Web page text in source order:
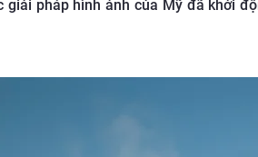
giải pháp hình ảnh của Mỹ đã khởi